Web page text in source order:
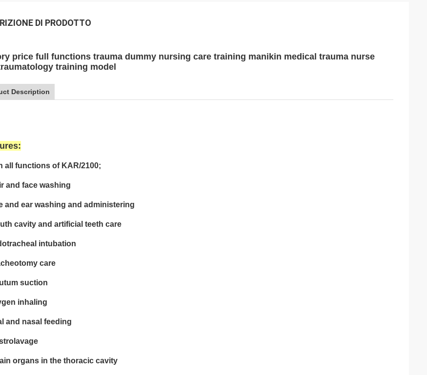
DI PRODOTTO
price full functions trauma dummy nursing care training manikin medical trauma nurse
training model
Description
all functions of KAR/2100;
and face washing
and ear washing and administering
cavity and artificial teeth care
intubation
care
suction
inhaling
and nasal feeding
organs in the thoracic cavity